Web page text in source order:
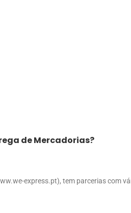
de Mercadorias?
express.pt), tem parcerias